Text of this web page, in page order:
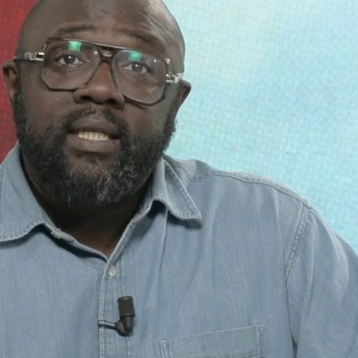
Socios
Engagé·e·s,
collectif
militant pour
le projet
coopératif de
la SCIC du
Média TV.
sur ce site